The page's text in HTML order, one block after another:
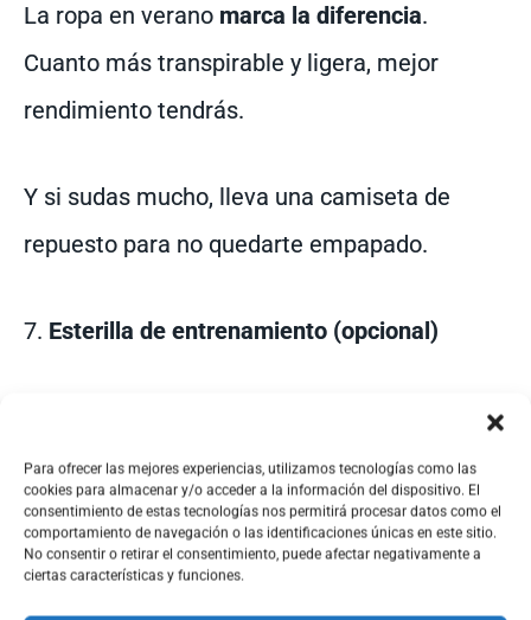
Para ofrecer las mejores experiencias, utilizamos tecnologías como las
cookies para almacenar y/o acceder a la información del dispositivo. El
consentimiento de estas tecnologías nos permitirá procesar datos como el
comportamiento de navegación o las identificaciones únicas en este sitio.
No consentir o retirar el consentimiento, puede afectar negativamente a
ciertas características y funciones.
La ropa en verano marca la diferencia.
Cuanto más transpirable y ligera, mejor
rendimiento tendrás.
Y si sudas mucho, lleva una camiseta de
repuesto para no quedarte empapado.
7. Esterilla de entrenamiento (opcional)
estiramientos en zonas duras, llévala.
Hay opcionessúper ligerasque se enrollan